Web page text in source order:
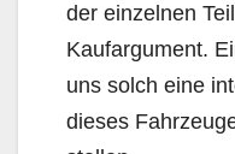
der einzelnen
Kaufargument.
uns solch eine
dieses